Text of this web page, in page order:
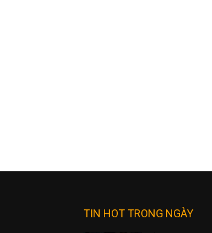
TIN HOT TRONG NGÀY